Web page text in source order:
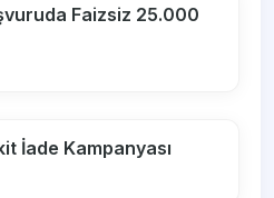
Faizsiz 25.000
İade Kampanyası